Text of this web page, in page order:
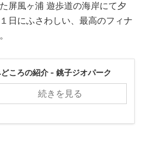
屏風ヶ浦 遊歩道の海岸にて夕
日にふさわしい、最高のフィナ
ころの紹介 - 銚子ジオパーク
続きを見る